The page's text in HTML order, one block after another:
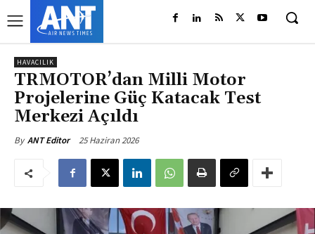
HAVACILIK
TRMOTOR’dan Milli Motor
Projelerine Güç Katacak Test
Merkezi Açıldı
By ANT Editor 25 Haziran 2026